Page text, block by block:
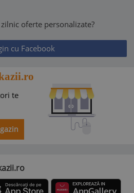
oferte personalizate?
cu Facebook
te